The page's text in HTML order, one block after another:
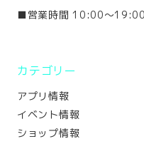
■営業時間 10:00～19:00
カテゴリー
アプリ情報
イベント情報
ショップ情報